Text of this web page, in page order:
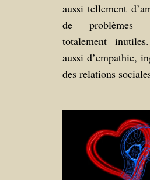
aussi tellement
de problèmes
totalement
aussi d’empathie,
des relations